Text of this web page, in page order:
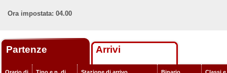
Ora impostata: 04.00
Partenze Arrivi